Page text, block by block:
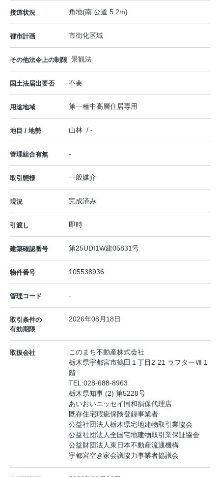
接道状況 角地(南 公道 5.2m)
都市計画 市街化区域
その他法令上の制限 景観法
国土法届出要否 不要
用途地域 第一種中高層住居専用
地目 / 地勢 山林 / -
管理組合有無 -
取引態様 一般媒介
現況 完成済み
引渡し 即時
建築確認番号 第25UDI1W建05831号
物件番号 105538936
管理コード -
取引条件の
有効期限
2026年08月18日
取扱会社
このまち不動産株式会社
栃木県宇都宮市鶴田１丁目2-21 ラフターⅦ 1
階
TEL:028-688-8963
栃木県知事 (2) 第5228号
あいおいニッセイ同和損保代理店
既存住宅瑕疵保険登録事業者
公益社団法人栃木県宅地建物取引業協会
公益社団法人全国宅地建物取引業保証協会
公益財団法人東日本不動産流通機構
宇都宮空き家会議協力事業者協議会